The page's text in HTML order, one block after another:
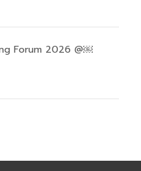
Forum 2026 @￼